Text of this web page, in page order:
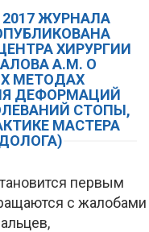
ЖУРНАЛА
ХИРУРГИИ
А.М. О
МЕТОДАХ
ДЕФОРМАЦИЙ
СТОПЫ,
МАСТЕРА
первым
с жалобами